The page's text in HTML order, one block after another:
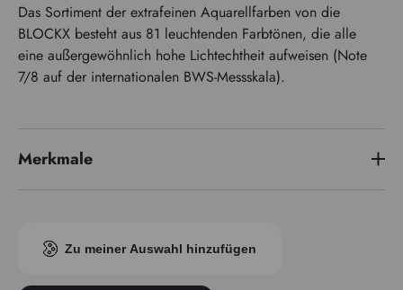
Das Sortiment der extrafeinen Aquarellfarben von die
BLOCKX besteht aus 81 leuchtenden Farbtönen, die alle
eine außergewöhnlich hohe Lichtechtheit aufweisen (Note
7/8 auf der internationalen BWS-Messskala).
Merkmale
Pigmentindex
PY154 PO73
Zu meiner Auswahl hinzufügen